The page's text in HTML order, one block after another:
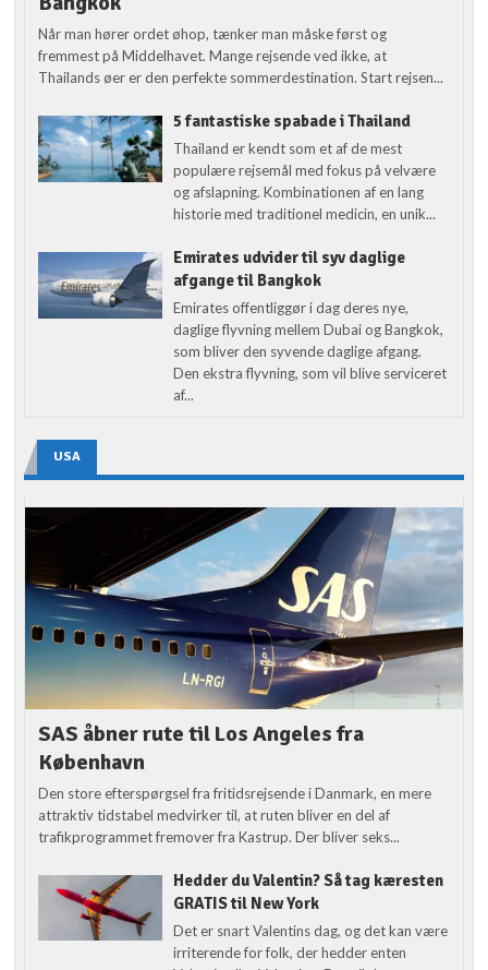
Når man hører ordet øhop, tænker man måske først og
fremmest på Middelhavet. Mange rejsende ved ikke, at
Thailands øer er den perfekte sommerdestination. Start rejsen...
5 fantastiske spabade i Thailand
Thailand er kendt som et af de mest
populære rejsemål med fokus på velvære
og afslapning. Kombinationen af en lang
historie med traditionel medicin, en unik...
Emirates udvider til syv daglige
afgange til Bangkok
Emirates offentliggør i dag deres nye,
daglige flyvning mellem Dubai og Bangkok,
som bliver den syvende daglige afgang.
Den ekstra flyvning, som vil blive serviceret
af...
USA
SAS åbner rute til Los Angeles fra
København
Den store efterspørgsel fra fritidsrejsende i Danmark, en mere
attraktiv tidstabel medvirker til, at ruten bliver en del af
trafikprogrammet fremover fra Kastrup. Der bliver seks...
Hedder du Valentin? Så tag kæresten
GRATIS til New York
Det er snart Valentins dag, og det kan være
irriterende for folk, der hedder enten